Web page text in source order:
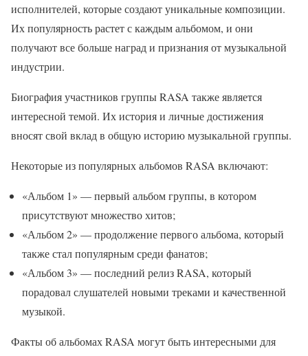
исполнителей, которые создают уникальные композиции.
Их популярность растет с каждым альбомом, и они
получают все больше наград и признания от музыкальной
индустрии.
Биография участников группы RASA также является
интересной темой. Их история и личные достижения
вносят свой вклад в общую историю музыкальной группы.
Некоторые из популярных альбомов RASA включают:
«Альбом 1» — первый альбом группы, в котором
присутствуют множество хитов;
«Альбом 2» — продолжение первого альбома, который
также стал популярным среди фанатов;
«Альбом 3» — последний релиз RASA, который
порадовал слушателей новыми треками и качественной
музыкой.
Факты об альбомах RASA могут быть интересными для